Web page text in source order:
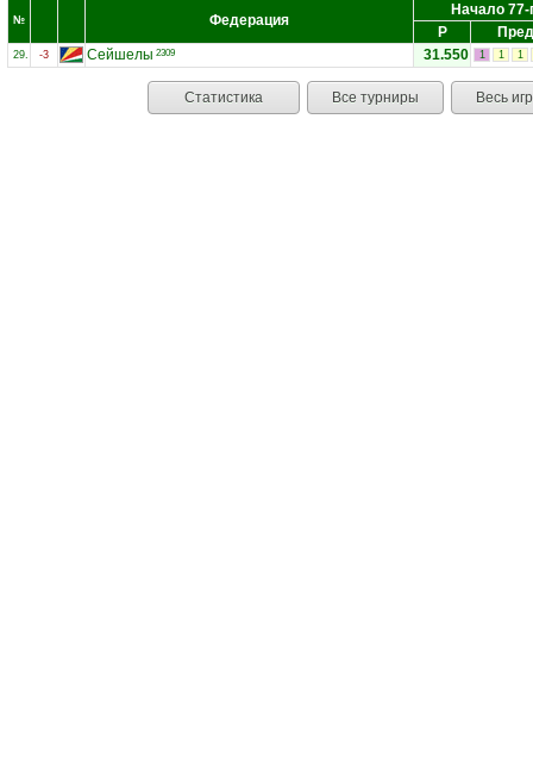
№ Федерация
Начало 77-
Р
29. -3 Сейшелы 2309 31.550 1 1 1
Статистика Все турниры Весь